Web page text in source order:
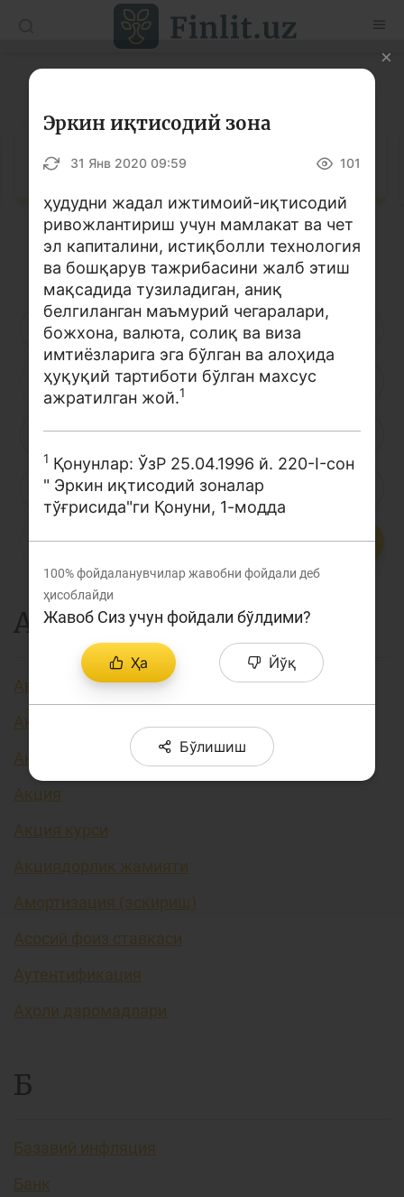
Рус
Мақолалар
Ўқув қўлланмалар
Молиявий саводхонлик бўйича китоблар
Видео
Лойиҳалар
Интерактив хизматлар
Фотогалерея
Лойиҳа ҳақида
Кенгайтирилган қидирув
Сайт харитаси
Луғат
Кирилл алифбоси Лотин алифбоси
А Б В Г Ғ
Ё Ж З И Й К
Л М Н О П Р С
Т У Ў Ү Ф
Ц Ч Ш Э Ю Я ...
А
Авторизация
Аккредитив
Активлар
Акция
Акция курси
Акциядорлик жамияти
Амортизация (эскириш)
Асосий фоиз ставкаси
Аутентификация
Аҳоли даромадлари
Б
Базавий инфляция
Банк
Эркин иқтисодий зона
31 Янв 2020 09:59 101
ҳудудни жадал ижтимоий-иқтисодий
ривожлантириш учун мамлакат ва чет
эл капиталини, истиқболли технология
ва бошқарув тажрибасини жалб этиш
мақсадида тузиладиган, аниқ
белгиланган маъмурий чегаралари,
божхона, валюта, солиқ ва виза
имтиёзларига эга бўлган ва алоҳида
ҳуқуқий тартиботи бўлган махсус
ажратилган жой.1
1 Қонунлар: ЎзР 25.04.1996 й. 220-I-сон
" Эркин иқтисодий зоналар
тўғрисида"ги Қонуни, 1-модда
100%фойдаланувчилар жавобни фойдали деб
ҳисоблайди
Жавоб Сиз учун фойдали бўлдими?
Ҳа Йўқ
Бўлишиш